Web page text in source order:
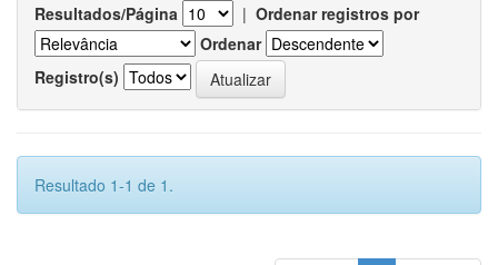
Resultados/Página | Ordenar registros por
Ordenar
Registro(s)
Resultado 1-1 de 1.